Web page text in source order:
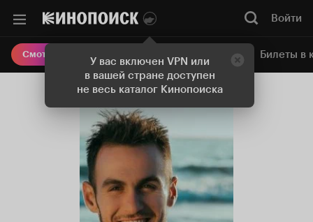
У вас включен VPN или
в вашей стране доступен
не весь каталог Кинопоиска
Войти
Смотреть кино Онлайн-кинотеатр Билеты в